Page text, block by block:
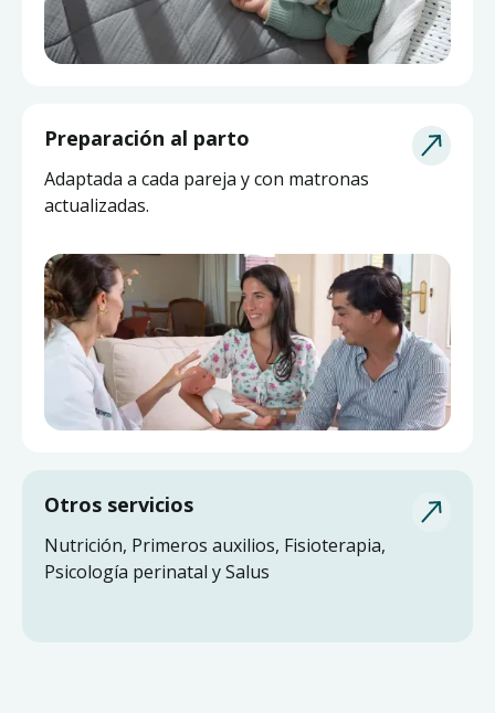
Asesoría de Lactancia
Pide ayuda a una matrona experta y actualizada
sin salir de casa.
Preparación al parto
Adaptada a cada pareja y con matronas
actualizadas.
Otros servicios
Nutrición, Primeros auxilios, Fisioterapia,
Psicología perinatal y Salus